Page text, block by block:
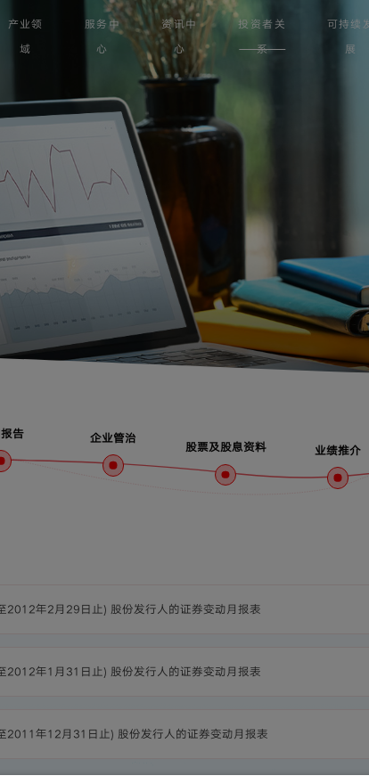
产业领
域
服务中
心
资讯中
心
投资者关
系
可持续
展
告 企业管治
股票及股息资料 业绩推介
2012年2月29日止) 股份发行人的证券变动月报表
2012年1月31日止) 股份发行人的证券变动月报表
2011年12月31日止) 股份发行人的证券变动月报表